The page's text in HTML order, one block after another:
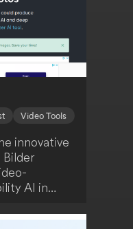
Video Tools
innovative
AI in